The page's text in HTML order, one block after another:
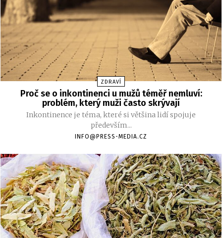
ZDRAVÍ
Proč se o inkontinenci u mužů téměř nemluví:
problém, který muži často skrývají
Inkontinence je téma, které si většina lidí spojuje
především...
INFO@PRESS-MEDIA.CZ